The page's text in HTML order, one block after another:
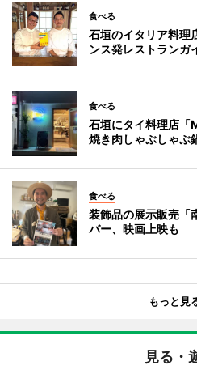
食べる
石垣のイタリア料理
ンス発レストランガ
食べる
石垣にタイ料理店
焼き肉しゃぶしゃぶ
食べる
装飾品の展示販売
バー、映画上映も
もっと見
見る・